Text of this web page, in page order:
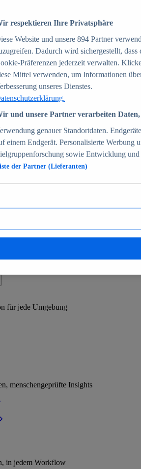
entdecken
zu mehr als 39.000 Online-Shops
70+
und -prognosen
entdecken
für jede Umgebung
menschengeprüfte Insights
in jedem Workflow
respektieren Ihre Privatsphäre
Website und unsere 894 Partner
Dadurch wird sichergestellt,
Präferenzen jederzeit verwalten.
Mittel verwenden, um Informationen
unseres Dienstes.
und unsere Partner verarbeiten
genauer Standortdaten.
einem Endgerät. Personalisierte Werbung
sowie Entwicklung
der Partner (Lieferanten)